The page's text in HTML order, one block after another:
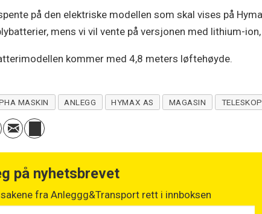
på den elektriske modellen som skal vises på
mens vi vil vente på versjonen med lithium-
kommer med 4,8 meters løftehøyde.
MASKIN ANLEGG HYMAX AS MAGASIN
på nyhetsbrevet
fra Anleggg&Transport rett i innboksen